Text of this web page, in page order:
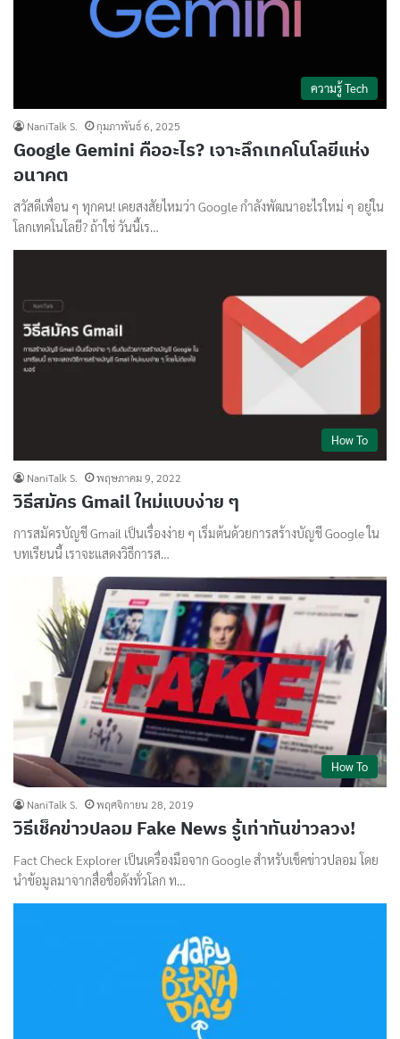
ความรู้ Tech
NaniTalk S. กุมภาพันธ์ 6, 2025
Google Gemini คืออะไร? เจาะลึกเทคโนโลยีแห่ง
อนาคต
สวัสดีเพื่อน ๆ ทุกคน! เคยสงสัยไหมว่า Google กำลังพัฒนาอะไรใหม่ ๆ อยู่ใน
โลกเทคโนโลยี? ถ้าใช่ วันนี้เร…
How To
NaniTalk S. พฤษภาคม 9, 2022
วิธีสมัคร Gmail ใหม่แบบง่าย ๆ
การสมัครบัญชี Gmail เป็นเรื่องง่าย ๆ เริ่มต้นด้วยการสร้างบัญชี Google ใน
บทเรียนนี้ เราจะแสดงวิธีการส…
How To
NaniTalk S. พฤศจิกายน 28, 2019
วิธีเช็คข่าวปลอม Fake News รู้เท่าทันข่าวลวง!
Fact Check Explorer เป็นเครื่องมือจาก Google สำหรับเช็คข่าวปลอม โดย
นำข้อมูลมาจากสื่อชื่อดังทั่วโลก ท…